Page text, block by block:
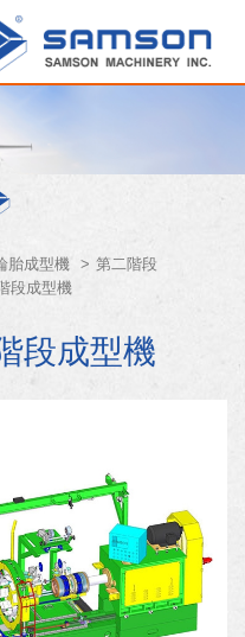
胎成型機
第二階段
段成型機
段成型機